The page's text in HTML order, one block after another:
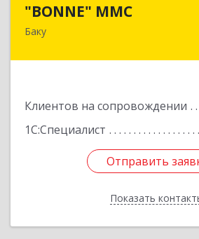
"BONNE" MMC
Баку
Клиентов на сопровождении
1С:Специалист
Отправить
Показать
AZ1033, Азербайджан, г.
Отправить
Назад